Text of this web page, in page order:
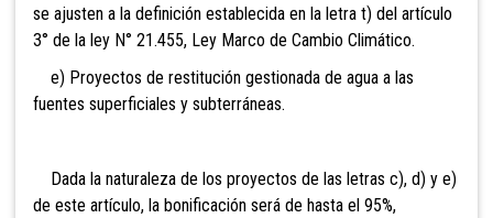
se ajusten a la definición establecida en la letra t) del artículo
3° de la ley N° 21.455, Ley Marco de Cambio Climático.
e) Proyectos de restitución gestionada de agua a las
fuentes superficiales y subterráneas.
Dada la naturaleza de los proyectos de las letras c), d) y e)
de este artículo, la bonificación será de hasta el 95%,